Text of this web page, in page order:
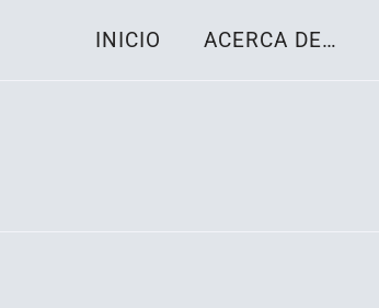
INICIO ACERCA DE…